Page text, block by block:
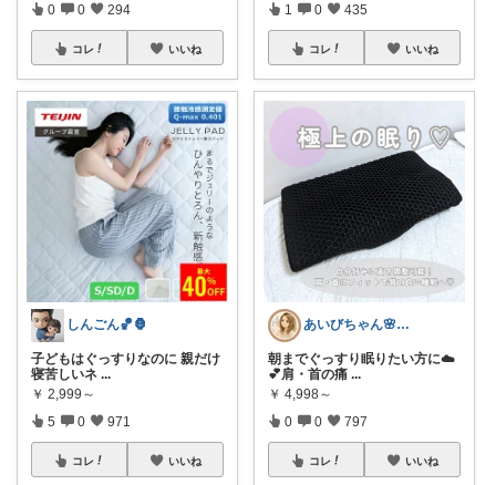
0 0 294
コレ いいね
しんごん🏀🦍
子どもはぐっすりなのに 親だけ
寝苦しいネ ...
￥ 2,999～
5 0 971
コレ いいね
1 0 435
コレ いいね
あいびちゃん🌸２児mama
朝までぐっすり眠りたい方に☁️
💕肩・首の痛 ...
￥ 4,998～
0 0 797
コレ いいね